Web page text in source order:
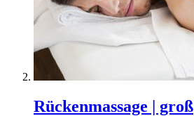
Rückenmassage | groß